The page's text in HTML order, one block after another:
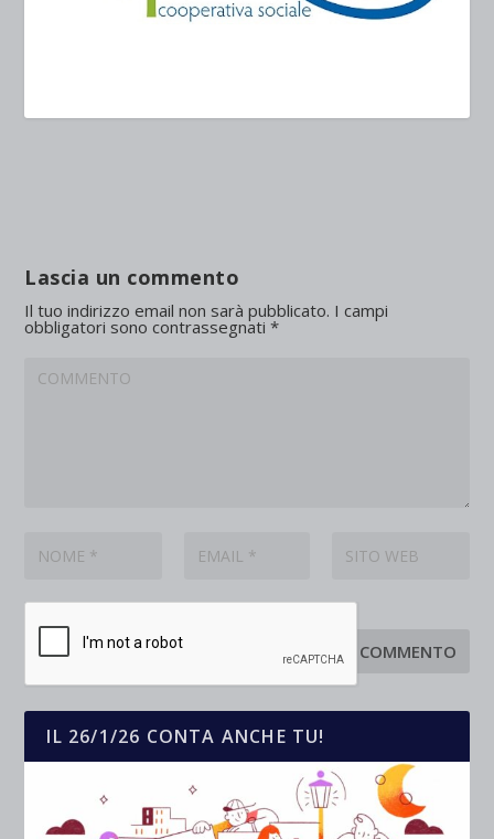
Lascia un commento
Il tuo indirizzo email non sarà pubblicato. I campi
obbligatori sono contrassegnati*
IL 26/1/26 CONTA ANCHE TU!